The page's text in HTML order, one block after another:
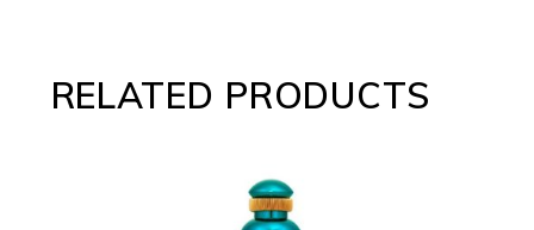
RELATED PRODUCTS